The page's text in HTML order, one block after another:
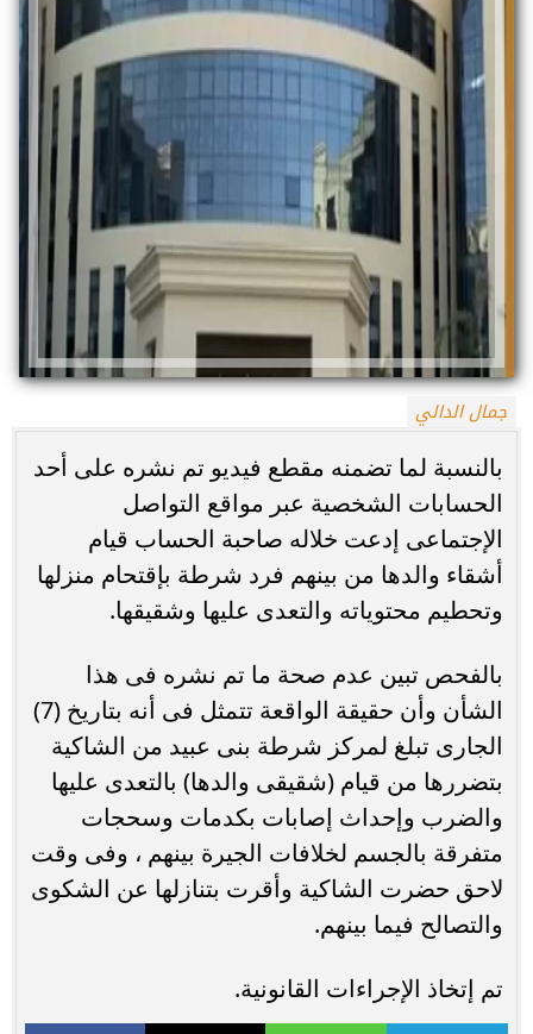
جمال الدالي
بالنسبة لما تضمنه مقطع فيديو تم نشره على أحد
الحسابات الشخصية عبر مواقع التواصل
الإجتماعى إدعت خلاله صاحبة الحساب قيام
أشقاء والدها من بينهم فرد شرطة بإقتحام منزلها
وتحطيم محتوياته والتعدى عليها وشقيقها.
بالفحص تبين عدم صحة ما تم نشره فى هذا
الشأن وأن حقيقة الواقعة تتمثل فى أنه بتاريخ (7)
الجارى تبلغ لمركز شرطة بنى عبيد من الشاكية
بتضررها من قيام (شقيقى والدها) بالتعدى عليها
والضرب وإحداث إصابات بكدمات وسحجات
متفرقة بالجسم لخلافات الجيرة بينهم ، وفى وقت
لاحق حضرت الشاكية وأقرت بتنازلها عن الشكوى
والتصالح فيما بينهم.
تم إتخاذ الإجراءات القانونية.